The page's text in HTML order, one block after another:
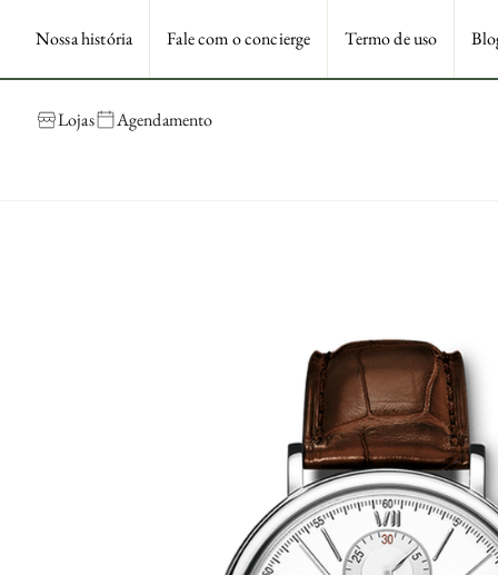
Nossa história Fale com o concierge Termo de uso
Lojas Agendamento